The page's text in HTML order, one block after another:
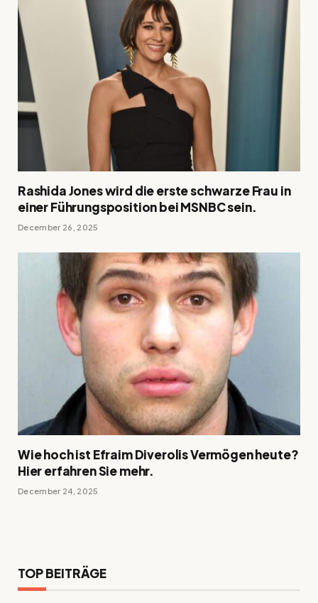
Rashida Jones wird die erste schwarze Frau in
einer Führungsposition bei MSNBC sein.
December 26, 2025
Wie hoch ist Efraim Diverolis Vermögen heute?
Hier erfahren Sie mehr.
December 24, 2025
TOP BEITRÄGE